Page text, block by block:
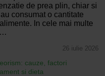
de prea plin, chiar si
consumat o cantitate
In cele mai multe
26 iulie 2026
cauze, factori
si dieta